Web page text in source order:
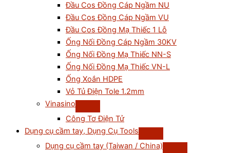
Đầu Cos Đồng Cáp Ngầm NU
Đầu Cos Đồng Cáp Ngầm VU
Đầu Cos Đồng Mạ Thiếc 1 Lỗ
Ống Nối Đồng Cáp Ngầm 30KV
Ống Nối Đồng Mạ Thiếc NN-S
Ống Nối Đồng Mạ Thiếc VN-L
Ống Xoắn HDPE
Vỏ Tủ Điện Tole 1.2mm
Vinasino
Công Tơ Điện Tử
Dụng cụ cầm tay, Dụng Cụ Tools
Dụng cụ cầm tay (Taiwan / China)